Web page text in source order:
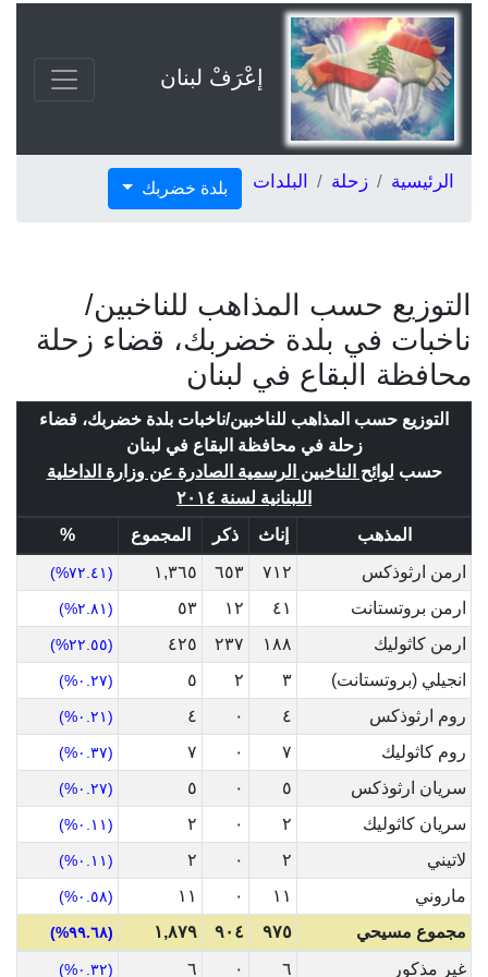
إعْرَفْ لبنان
الرئيسية زحلة البلدات بلدة خضربك
التوزيع حسب المذاهب للناخبين/
ناخبات في بلدة خضربك، قضاء زحلة
محافظة البقاع في لبنان
التوزيع حسب المذاهب للناخبين/ناخبات بلدة خضربك، قضاء
زحلة في محافظة البقاع في لبنان
حسب لوائح الناخبين الرسمية الصادرة عن وزارة الداخلية
اللبنانية لسنة ٢٠١٤
المذهب
إناث ذكر المجموع
%
ارمن ارثوذكس
٧١٢ ٦٥٣ ١,٣٦٥ (٧٢.٤١%)
ارمن بروتستانت ٤١ ١٢ ٥٣ (٢.٨١%)
ارمن كاثوليك ١٨٨ ٢٣٧ ٤٢٥ (٢٢.٥٥%)
انجيلي (بروتستانت) ٣ ٢ ٥ (٠.٢٧%)
روم ارثوذكس ٤ ٠ ٤ (٠.٢١%)
روم كاثوليك ٧ ٠ ٧ (٠.٣٧%)
سريان ارثوذكس ٥ ٠ ٥ (٠.٢٧%)
سريان كاثوليك ٢ ٠ ٢ (٠.١١%)
لاتيني ٢ ٠ ٢ (٠.١١%)
ماروني ١١ ٠ ١١ (٠.٥٨%)
مجموع مسيحي ٩٧٥ ٩٠٤ ١,٨٧٩ (٩٩.٦٨%)
غير مذكور ٦ ٠ ٦ (٠.٣٢%)